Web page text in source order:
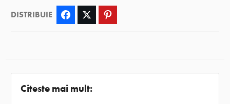
DISTRIBUIE Facebook Twitter
Citeste mai mult: